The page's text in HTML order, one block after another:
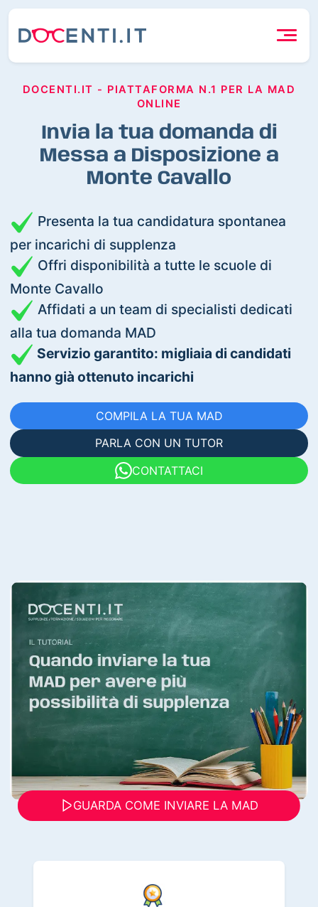
DOCENTI.IT - PIATTAFORMA N.1 PER LA MAD
ONLINE
Invia la tua domanda di
Messa a Disposizione a
Monte Cavallo
Presenta la tua candidatura spontanea
per incarichi di supplenza
Offri disponibilità a tutte le scuole di
Monte Cavallo
Affidati a un team di specialisti dedicati
alla tua domanda MAD
Servizio garantito: migliaia di candidati
hanno già ottenuto incarichi
COMPILA LA TUA MAD
PARLA CON UN TUTOR
CONTATTACI
GUARDA COME INVIARE LA MAD